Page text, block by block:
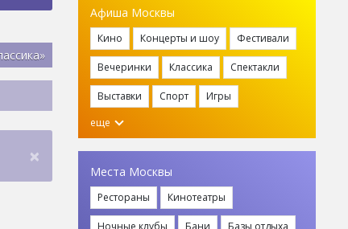
×
Афиша Москвы
Кино Концерты и шоу Фестивали
Вечеринки Классика Спектакли
Выставки Спорт
Игры
еще
Места Москвы
Рестораны Кинотеатры
Ночные клубы Бани Базы отдыха